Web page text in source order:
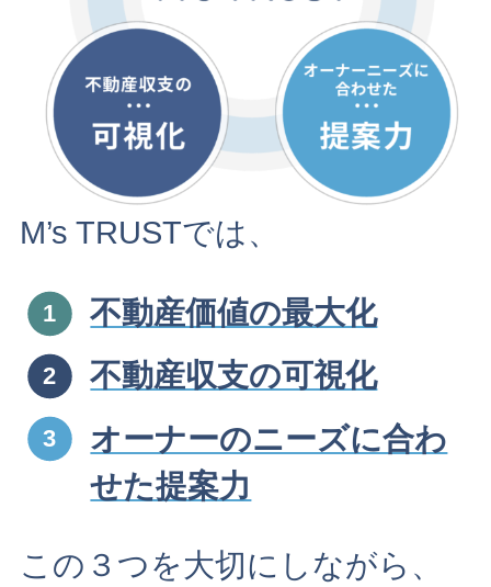
M’s TRUSTでは、
不動産価値の最大化
不動産収支の可視化
オーナーのニーズに合わ
せた提案力
この３つを大切にしながら、